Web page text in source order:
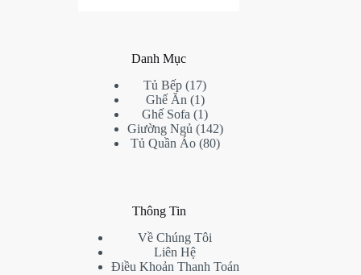
Danh Mục
Tủ Bếp 1717
products
Ghế Ăn 11
product
Ghế Sofa 11
product
Giường Ngủ 142142
products
Tủ Quần Áo 8080
Thông Tin
Về Chúng Tôi
Liên Hệ
Điều Khoản Thanh Toán